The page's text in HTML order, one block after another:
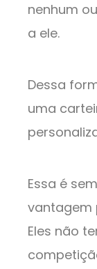
nenhum
a ele.
Dessa
uma
Essa é
vantagem
Eles não